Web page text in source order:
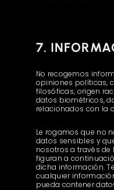
7.
No recogemos
opiniones políticas,
filosóficas, origen
datos biométricos,
relacionados con la
Le rogamos que no
datos sensibles y
nosotros a través
figuran a
dicha información.
cualquier
pueda contener